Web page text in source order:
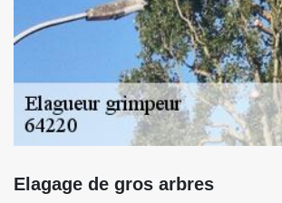
Elagage de gros arbres